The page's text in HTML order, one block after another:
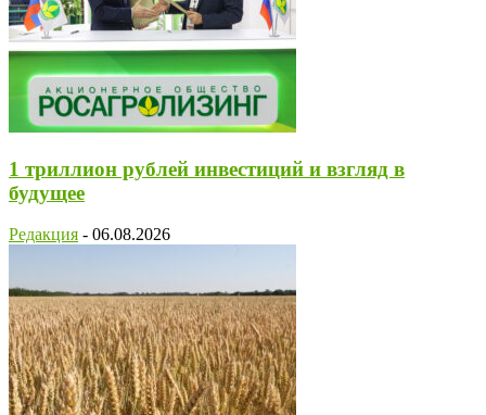
1 триллион рублей инвестиций и взгляд в
будущее
Редакция - 06.08.2026